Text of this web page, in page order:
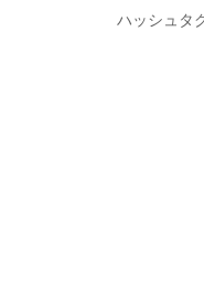
ハッシュタ